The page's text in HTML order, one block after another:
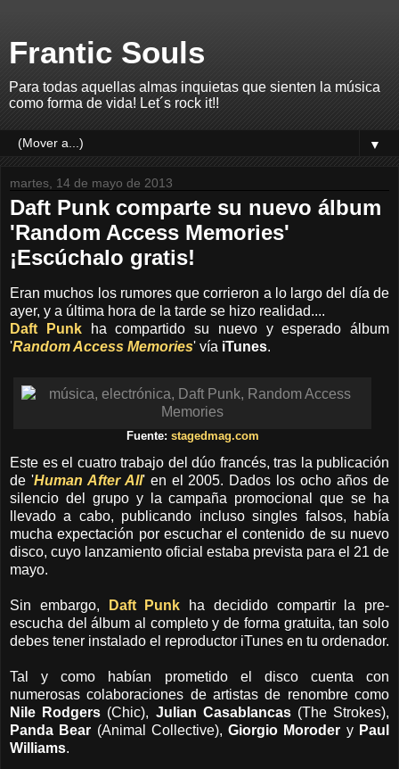
Frantic Souls
Para todas aquellas almas inquietas que sienten la música
como forma de vida! Let´s rock it!!
▼
martes, 14 de mayo de 2013
Daft Punk comparte su nuevo álbum
'Random Access Memories'
¡Escúchalo gratis!
Eran muchos los rumores que corrieron a lo largo del día de
ayer, y a última hora de la tarde se hizo realidad....
Daft Punkha compartido su nuevo y esperado álbum
'Random Access Memories' vía iTunes.
Fuente: stagedmag.com
Este es el cuatro trabajo del dúo francés, tras la publicación
de 'Human After All' en el 2005. Dados los ocho años de
silencio del grupo y la campaña promocional que se ha
llevado a cabo, publicando incluso singles falsos, había
mucha expectación por escuchar el contenido de su nuevo
disco, cuyo lanzamiento oficial estaba prevista para el 21 de
mayo.
Sin embargo, Daft Punk
ha decidido compartir la pre-
escucha del álbum al completo y de forma gratuita, tan solo
debes tener instalado el reproductor iTunes en tu ordenador.
Tal y como habían prometido el disco cuenta con
numerosas colaboraciones de artistas de renombre como
Nile Rodgers (Chic), Julian Casablancas(The Strokes),
Panda Bear (Animal Collective),Giorgio Moroder y Paul
Williams.